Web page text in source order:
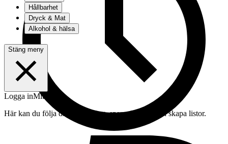
Hållbarhet
Dryck & Mat
Alkohol & hälsa
Stäng meny
Logga inMitt konto
Här kan du följa din beställning, spara drycker och skapa listor.